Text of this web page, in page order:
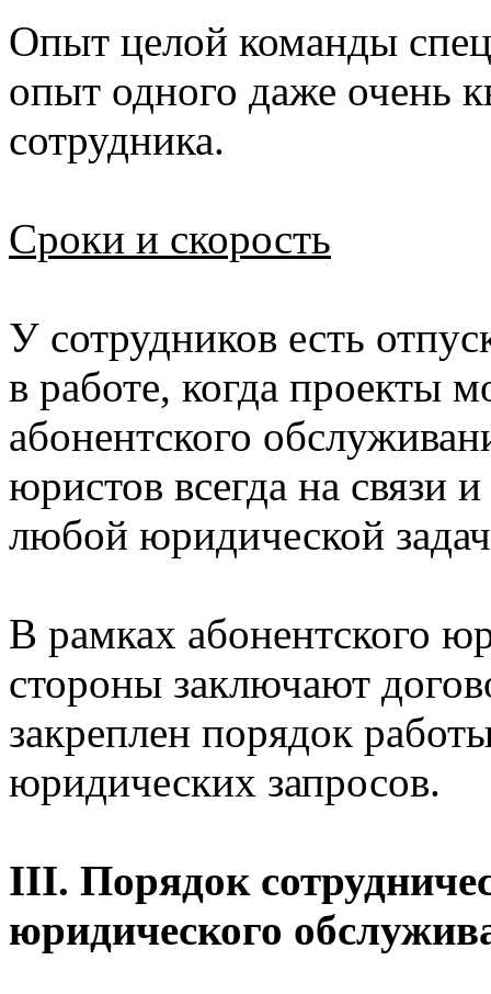
Опыт целой команды
опыт одного даже очень
сотрудника.
Сроки и скорость
У сотрудников есть
в работе, когда проекты
абонентского
юристов всегда на связи
любой юридической
В рамках абонентского
стороны заключают
закреплен порядок
юридических запросов.
III. Порядок
юридического